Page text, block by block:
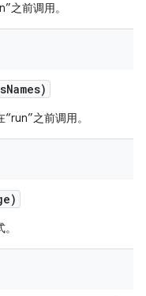
之前调用。
Names)
之前调用。